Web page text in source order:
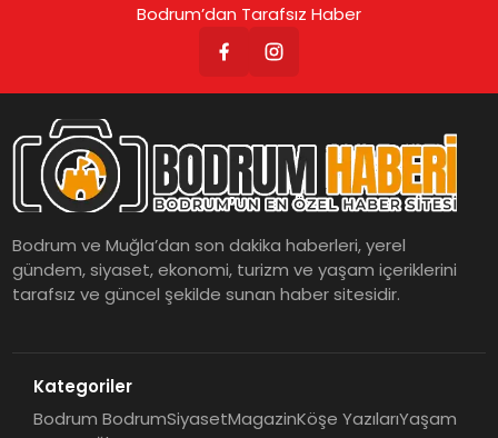
Bodrum’dan Tarafsız Haber
Bodrum ve Muğla’dan son dakika haberleri, yerel
gündem, siyaset, ekonomi, turizm ve yaşam içeriklerini
tarafsız ve güncel şekilde sunan haber sitesidir.
Kategoriler
Bodrum BodrumSiyasetMagazinKöşe YazılarıYaşam